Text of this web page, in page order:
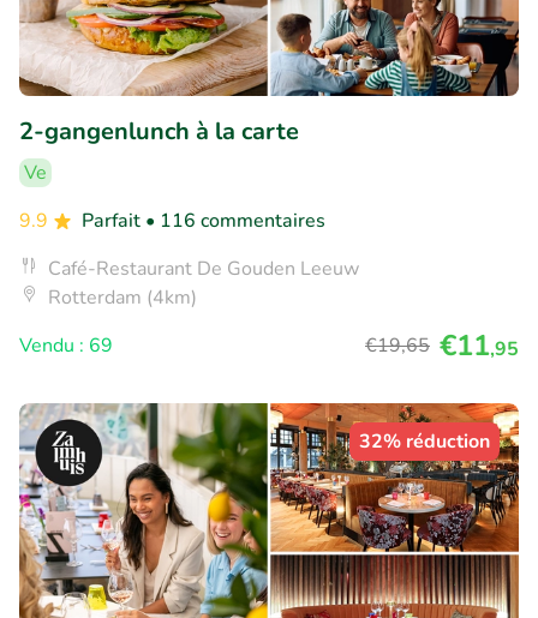
2-gangenlunch à la carte
Ve
9.9
Parfait • 116 commentaires
Café-Restaurant De Gouden Leeuw
Rotterdam (4km)
Vendu : 69
€19,65 €11,95
32% réduction